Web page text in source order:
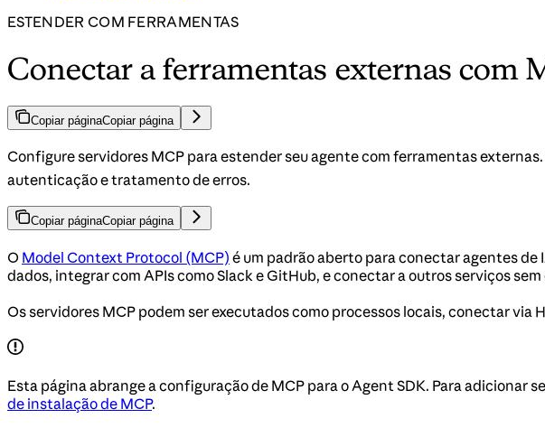
ESTENDER COM FERRAMENTAS
Conectar a ferramentas externas com
Copiar páginaCopiar página
Configure servidores MCP para estender seu agente com ferramentas
autenticação e tratamento de erros.
Copiar páginaCopiar página
O Model Context Protocol (MCP) é um padrão aberto para conectar agentes
dados, integrar com APIs como Slack e GitHub, e conectar a outros serviços
Os servidores MCP podem ser executados como processos locais, conectar via
Esta página abrange a configuração de MCP para o Agent SDK. Para adicionar
de instalação de MCP.